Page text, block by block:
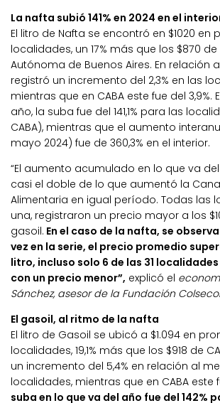
La nafta subió 141% en 2024 en el
El litro de Nafta se encontró en $1020 en
localidades, un 17% más que los $870
Autónoma de Buenos Aires. En relación
registró un incremento del 2,3% en las
mientras que en CABA este fue del 3,9%.
año, la suba fue del 141,1% para las
CABA), mientras que el aumento
mayo 2024) fue de 360,3% en el interior.
“El aumento acumulado en lo que va del
casi el doble de lo que aumentó la
Alimentaria en igual período. Todas las
una, registraron un precio mayor a los
gasoil. En el caso de la nafta, se
vez en la serie, el precio promedio
litro, incluso solo 6 de las 31
con un precio menor”, explicó el
Sánchez, asesor de la Fundación
El gasoil, al ritmo de la nafta
El litro de Gasoil se ubicó a $1.094 en
localidades, 19,1% más que los $918 de
un incremento del 5,4% en relación al
localidades, mientras que en CABA este
suba en lo que va del año fue del 142%